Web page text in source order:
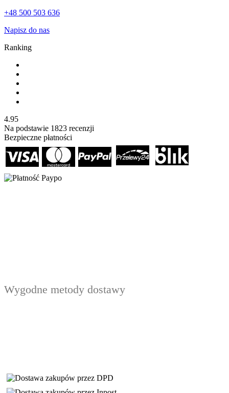
+48 500 503 636
Napisz do nas
Ranking
4.95
Na podstawie 1823 recenzji
Bezpieczne płatności
Wygodne metody dostawy